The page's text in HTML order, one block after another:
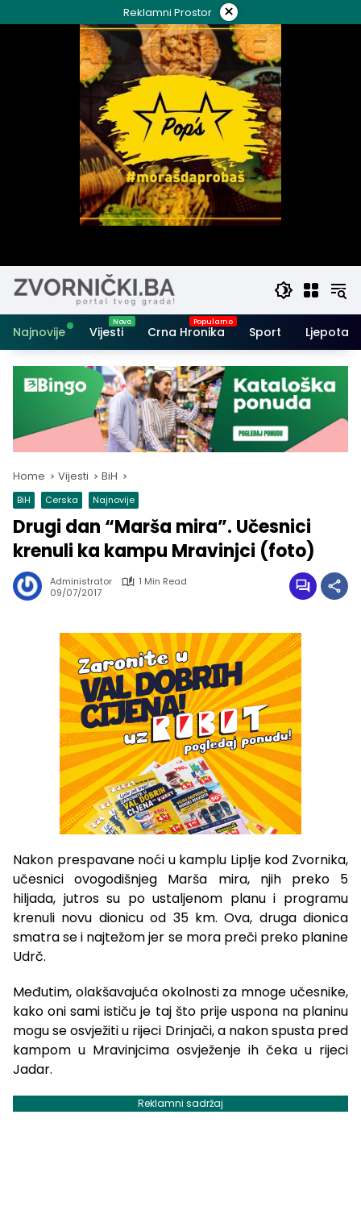
to
Reklamni Prostor ×
Najnovije Vijesti Crna Hronika Sport Ljepota i
Home Vijesti BiH
BiH Cerska Najnovije
Drugi dan “Marša mira”. Učesnici
krenuli ka kampu Mravinjci (foto)
Administrator
1 Min Read
09/07/2017
Nakon prespavane noći u kamplu Liplje kod Zvornika,
učesnici ovogodišnjeg Marša mira, njih preko 5
hiljada, jutros su po ustaljenom planu i programu
krenuli novu dionicu od 35 km. Ova, druga dionica
smatra se i najtežom jer se mora preči preko planine
Udrč.
Međutim, olakšavajuća okolnosti za mnoge učesnike,
kako oni sami ističu je taj što prije uspona na planinu
mogu se osvježiti u rijeci Drinjači, a nakon spusta pred
kampom u Mravinjcima osvježenje ih čeka u rijeci
Jadar.
Reklamni sadržaj